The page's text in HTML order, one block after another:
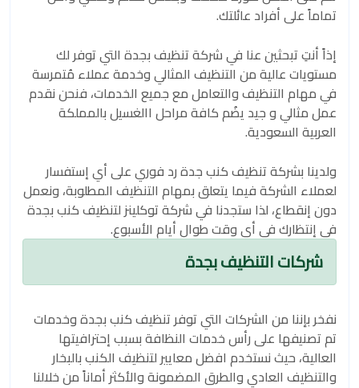
تماماً على أفراد عائلتك.
إذاً أنتِ تبحثين عنا في شركة تنظيف بجدة التي توفر لك
مستويات عالية من التنظيف المثالي وخدمة عملاء مُتمرسة
في مهام التنظيف والتعامل مع جميع الخدمات، فنحن نقدم
عمل مثالي و جيد يضُم كافة مراحل االغسيل بالمملكة
العربية السعودية.
ولدينا بشركة تنظيف كنب جدة رد فوري على أي إستفسار
لعملاء الشركة فيما يتعلق بمهام التنظيف المطلوبة، ونعمل
دون إنقطاع، لذا ستجدنا في شركة توكلينز لتنظيف كنب بجدة
في إنتظارك في أي وقت طوال أيام الأسبوع.
شركات التنظيف بجدة
نفخر بإننا من الشركات التي توفر تنظيف كنب بجدة وخدمات
تم تصنيفها على رأس خدمات النظافة بسبب إحترافيتها
العالية، حيث نستخدم افضل معايير لتنظيف الكنب بالبخار
والتنظيف العادي والطرق المضمونة والأكثر أماناً من خلالنا